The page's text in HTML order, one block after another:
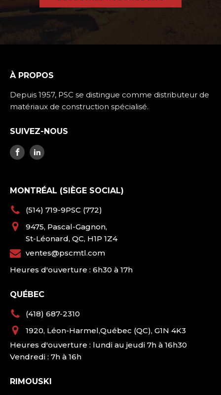
À PROPOS
Depuis 1957, PSC se distingue comme distributeur de
matériaux de construction spécialisé.
SUIVEZ-NOUS
MONTRÉAL (SIÈGE SOCIAL)
(514) 719-9PSC (772)
9475, Pascal-Gagnon,
St-Léonard, QC, H1P 1Z4
ventes@pscmtl.com
Heures d'ouverture : 6h30 à 17h
QUÉBEC
(418) 687-2310
1920, Léon-Harmel,Québec (QC), G1N 4K3
Heures d'ouverture : lundi au jeudi 7h à 16h30
Vendredi : 7h à 16h
RIMOUSKI